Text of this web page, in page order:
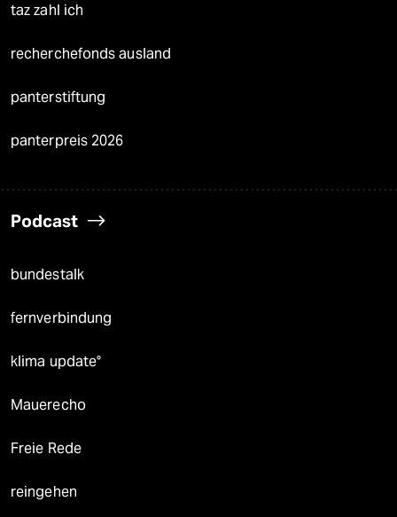
taz zahl ich
recherchefonds ausland
panterstiftung
panterpreis 2026
Podcast
bundestalk
fernverbindung
klima update°
Mauerecho
Freie Rede
reingehen